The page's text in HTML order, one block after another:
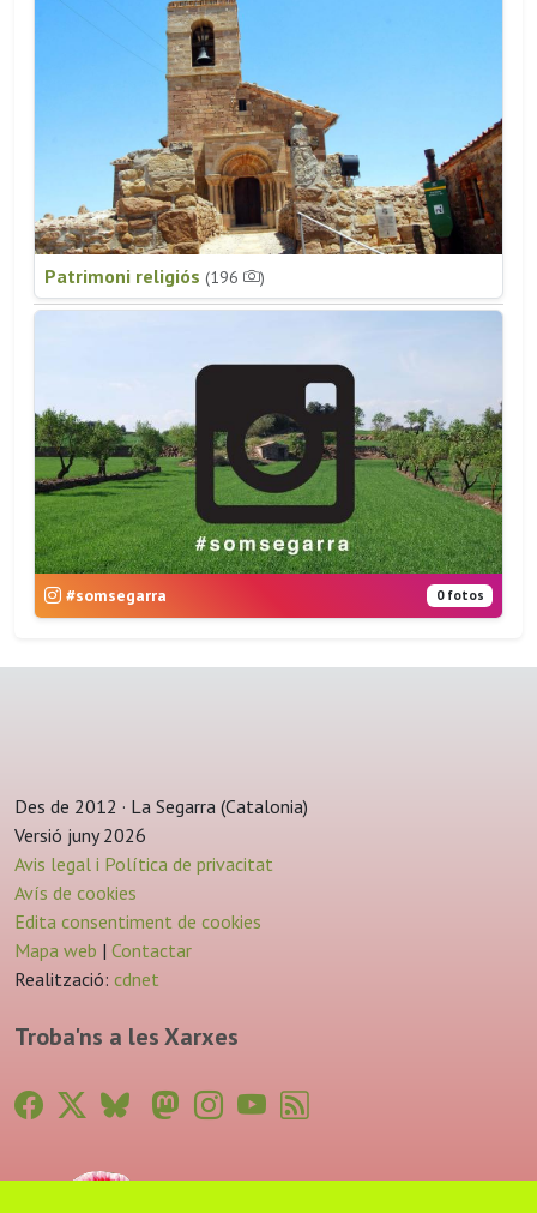
Patrimoni religiós (196 )
#somsegarra 0 fotos
Des de 2012 · La Segarra (Catalonia)
Versió juny 2026
Avis legal i Política de privacitat
Avís de cookies
Edita consentiment de cookies
Mapa web | Contactar
Realització: cdnet
Troba'ns a les Xarxes